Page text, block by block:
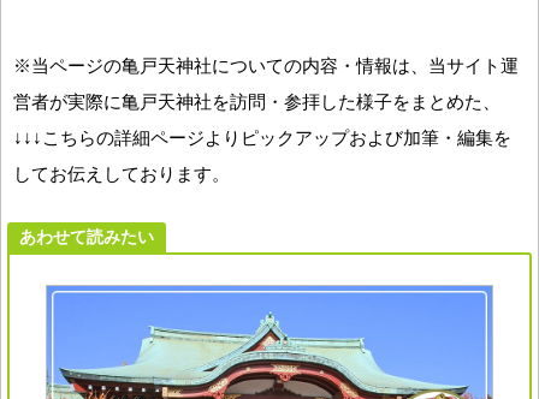
※当ページの亀戸天神社についての内容・情報は、当サイト運
営者が実際に亀戸天神社を訪問・参拝した様子をまとめた、
↓↓↓こちらの詳細ページよりピックアップおよび加筆・編集を
してお伝えしております。
あわせて読みたい